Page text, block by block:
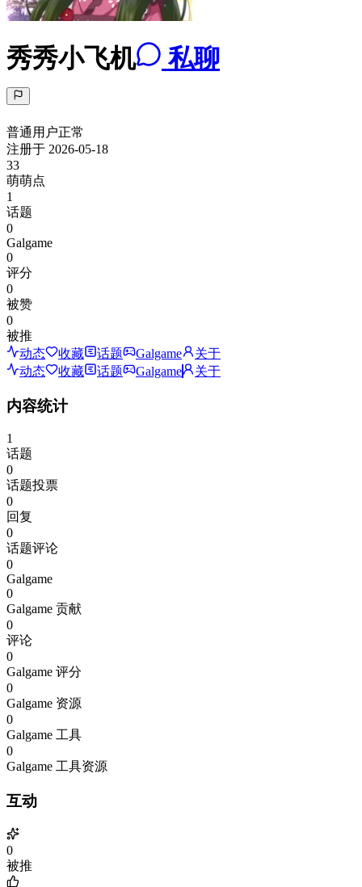
秀秀小飞机 私聊
普通用户正常
注册于 2026-05-18
33
萌萌点
1
话题
0
Galgame
0
评分
0
被赞
0
被推
动态
收藏 话题 Galgame
关于
动态
收藏 话题 Galgame 关于
内容统计
1
话题
0
话题投票
0
回复
0
话题评论
0
Galgame
0
Galgame 贡献
0
评论
0
Galgame 评分
0
Galgame 资源
0
Galgame 工具
0
Galgame 工具资源
互动
0
被推